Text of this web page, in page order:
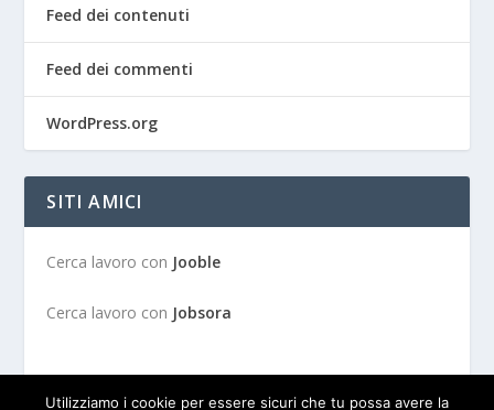
Feed dei contenuti
Feed dei commenti
WordPress.org
SITI AMICI
Cerca lavoro con Jooble
Cerca lavoro con Jobsora
Utilizziamo i cookie per essere sicuri che tu possa avere la